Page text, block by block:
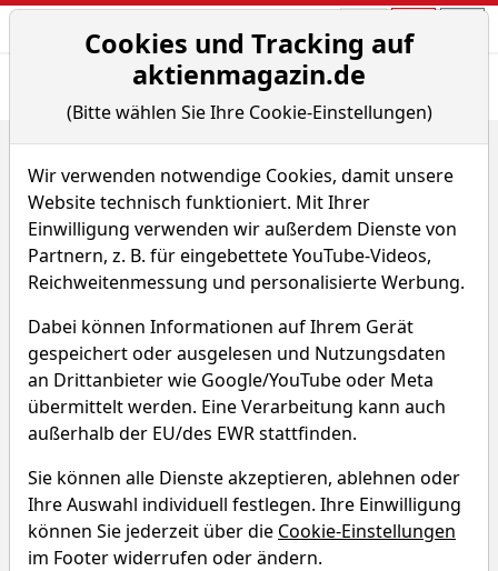
Aktien- und
Home
Aktien
Shanghai Haohai Biological Technology Co. Ltd.
Chart-Tool
Shanghai Haohai Biological
Technology Aktie
Watchlist 5HB WKN A14SA6
Shanghai Haohai Biological
Technology Chart
Cookies und Tracking auf
aktienmagazin.de
(Bitte wählen Sie Ihre Cookie-Einstellungen)
Wir verwenden notwendige Cookies, damit unsere
Website technisch funktioniert. Mit Ihrer
Einwilligung verwenden wir außerdem Dienste von
Partnern, z. B. für eingebettete YouTube-Videos,
Reichweitenmessung und personalisierte Werbung.
Dabei können Informationen auf Ihrem Gerät
gespeichert oder ausgelesen und Nutzungsdaten
an Drittanbieter wie Google/YouTube oder Meta
übermittelt werden. Eine Verarbeitung kann auch
außerhalb der EU/des EWR stattfinden.
Sie können alle Dienste akzeptieren, ablehnen oder
Ihre Auswahl individuell festlegen. Ihre Einwilligung
können Sie jederzeit über die Cookie-Einstellungen
im Footer widerrufen oder ändern.